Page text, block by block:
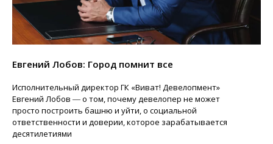
Евгений Лобов: Город помнит все
Исполнительный директор ГК «Виват! Девелопмент»
Евгений Лобов ― о том, почему девелопер не может
просто построить башню и уйти, о социальной
ответственности и доверии, которое зарабатывается
десятилетиями